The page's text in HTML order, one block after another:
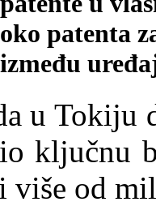
oko patenta
između
u Tokiju
ključnu
više od